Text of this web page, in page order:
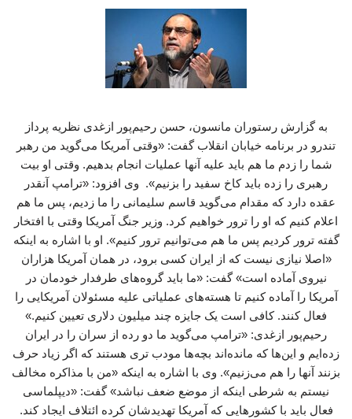
به گزارش رستوران مانسون، حسن رحیم‌پور ازغدی نظریه پرداز
تندرو در برنامه خیابان انقلاب گفت: «وقتی آمریکا می‌گوید من رهبر
شما را زدم ما هم باید علیه آنها عملیات انجام بدهیم. وقتی او بیت
رهبری را زده باید کاخ سفید را بزنیم». وی افزود: «ترامپ آنقدر
عقده دارد که مقدام می‌گوید قاسم سلیمانی را ما زدیم، پس ما هم
اعلام کنیم که او را ترور خواهیم کرد. وزیر جنگ آمریکا وقتی با افتخار
گفته ترور کردیم پس ما هم می‌توانیم ترور کنیم». او با اشاره به اینکه
«اصلا نیازی نیست که از ایران کسی برود، در همان آمریکا هزاران
نیروی آماده است» گفت: «ما باید گروه‌های طرفدار خودمان در
آمریکا را آماده کنیم تا هسته‌های عملیاتی علیه مسئولان آمریکایی را
فعال کنند. کافی است یک جایزه چند میلیون دلاری تعیین کنیم.»
رحیم‌پور ازغدی: «ترامپ می‌گوید ما دو رده از سران را در ایران
زده‌ایم و این‌ها که مانده‌اند بچه‌ها مودب تری هستند که اگر زیاد حرف
بزنند آنها را هم می‌زنیم». وی با اشاره به اینکه «من با مذاکره مخالف
نیستم به شرطی اینکه از موضع ضعف نباشد» گفت: «دیپلماسی
فعال باید با کشورهایی که آمریکا تهدیدشان کرده ائتلاف ایجاد کند.